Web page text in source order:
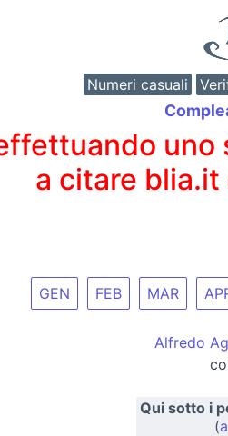
Numeri casuali
a citare blia.it
GEN FEB MAR
Alfredo
Qui sotto i
(